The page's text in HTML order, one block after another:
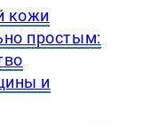
кожи
простым:
и